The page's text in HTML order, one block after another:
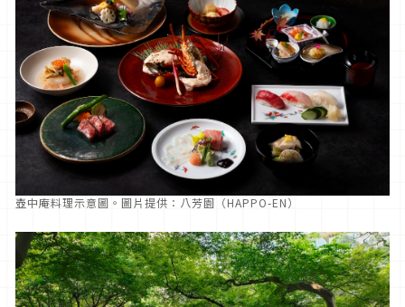
壺中庵料理示意圖。圖片提供：八芳園（HAPPO-EN）